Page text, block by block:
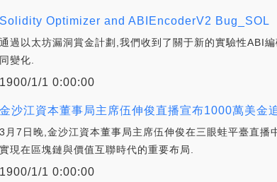
Solidity Optimizer and ABIEncoderV2 Bug_SOL
通過以太坊漏洞賞金計劃,我們收到了關于新的實驗性ABI
同變化.
1900/1/1 0:00:00
金沙江資本董事局主席伍伸俊直播宣布1000萬美金
3月7日晚,金沙江資本董事局主席伍伸俊在三眼蛙平臺直
實現在區塊鏈與價值互聯時代的重要布局.
1900/1/1 0:00:00